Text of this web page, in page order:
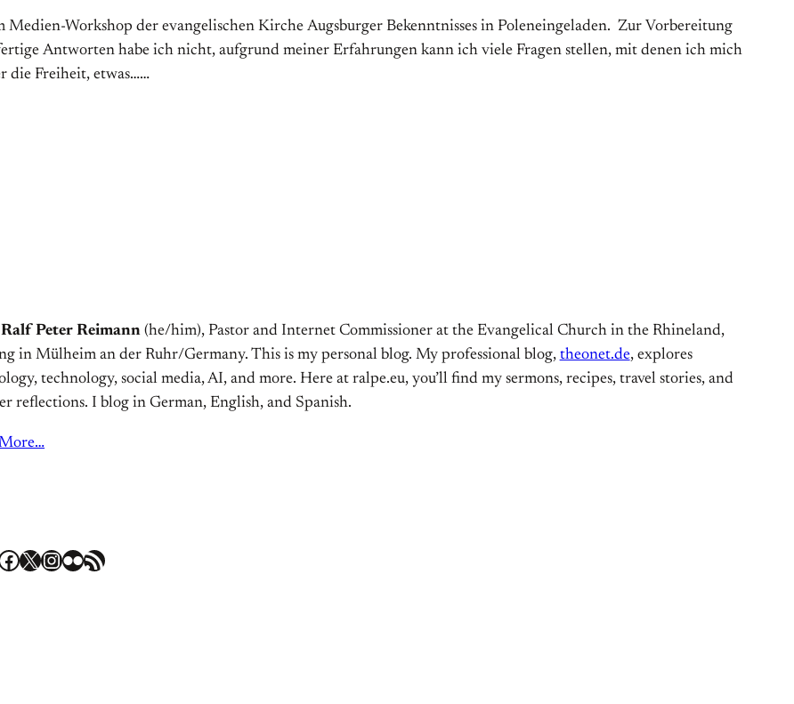
Medien-Workshop der evangelischen Kirche Augsburger Bekenntnisses in Poleneingeladen. Zur Vorbereitung
Antworten habe ich nicht, aufgrund meiner Erfahrungen kann ich viele Fragen stellen, mit denen ich mich
die Freiheit, etwas……
Ralf Peter Reimann(he/him), Pastor and Internet Commissioner at the Evangelical Church in the Rhineland,
in Mülheim an der Ruhr/Germany. This is my personal blog. My professional blog, theonet.de, explores
technology, social media, AI, and more. Here at ralpe.eu, you’ll find my sermons, recipes, travel stories, and
reflections. I blog in German, English, and Spanish.
X Instagram Flickr RSS Feed